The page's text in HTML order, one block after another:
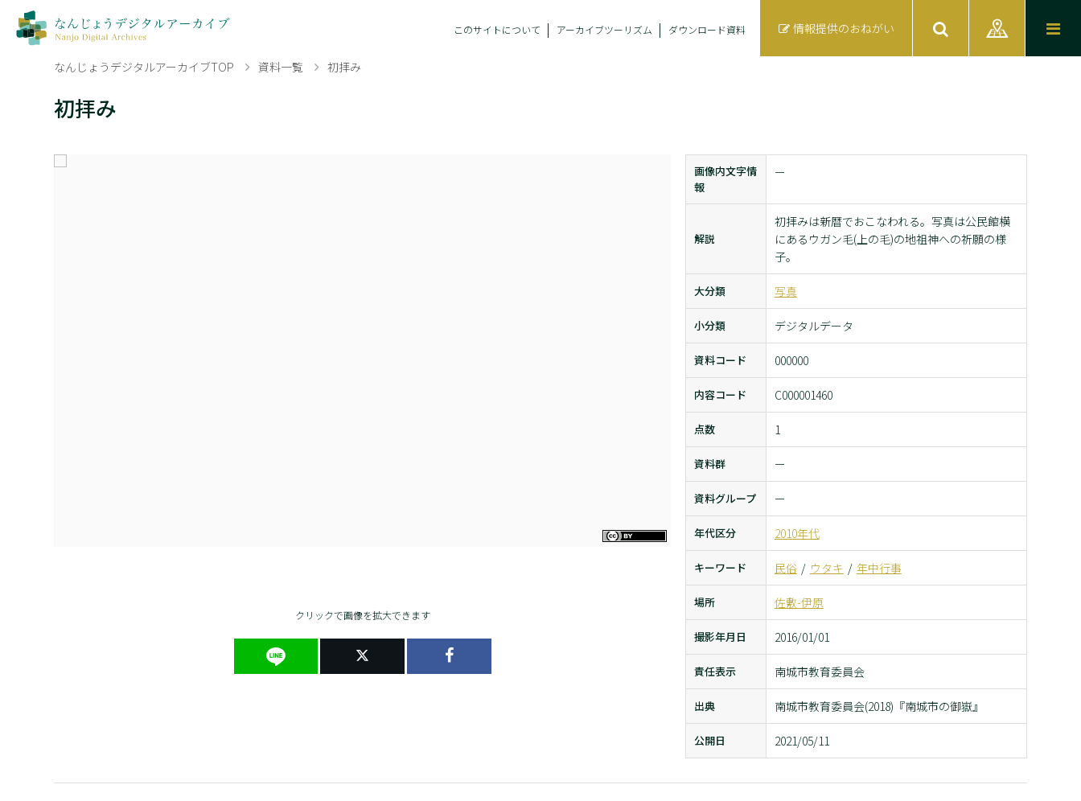
このサイトについて アーカイブツーリズム ダウンロード資料 情報提供のおねがい
なんじょうデジタルアーカイブTOP 資料一覧 初拝み
初拝み
クリックで画像を拡大できます
画像内文字情
報
ー
解説
初拝みは新暦でおこなわれる。写真は公民館横
にあるウガン毛(上の毛)の地祖神への祈願の様
子。
大分類 写真
小分類 デジタルデータ
資料コード 000000
内容コード C000001460
点数 1
資料群 ー
資料グループ ー
年代区分 2010年代
キーワード 民俗 ウタキ 年中行事
場所 佐敷-伊原
撮影年月日 2016/01/01
責任表示 南城市教育委員会
出典 南城市教育委員会(2018)『南城市の御嶽』
公開日 2021/05/11